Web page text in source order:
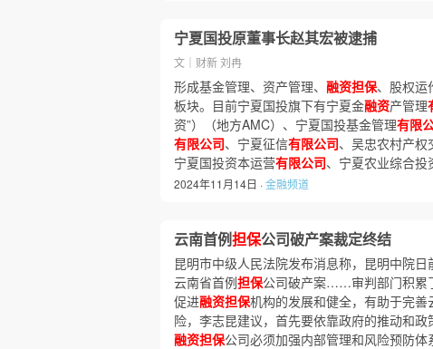
宁夏国投原董事长赵其宏被逮捕
文｜财新 刘冉
形成基金管理、资产管理、 融资担保、股权运
板块。目前宁夏国投旗下有宁夏金融资产管理
资”）（地方AMC）、宁夏国投基金管理有限
有限公司、宁夏征信有限公司、吴忠农村产权
宁夏国投资本运营有限公司、宁夏农业综合
2024年11月14日 ·金融频道
云南首例担保公司破产案裁定终结
昆明市中级人民法院发布消息称，昆明中院
云南省首例担保公司破产案……审判部门积累
促进融资担保机构的发展和健全，有助于完善
险，李志昆建议，首先要依靠政府的推动和
融资担保公司必须加强内部管理和风险预防